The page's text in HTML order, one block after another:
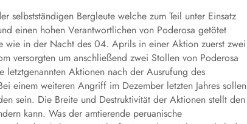
selbstständigen Bergleute welche zum Teil unter Einsatz
einen hohen Verantwortlichen von Poderosa getötet
in der Nacht des 04. Aprils in einer Aktion zuerst zwei
versorgten um anschließend zwei Stollen von Poderosa
letztgenannten Aktionen nach der Ausrufung des
einem weiteren Angriff im Dezember letzten Jahres sollen
sein. Die Breite und Destruktivität der Aktionen stellt den
kann. Was der amtierende peruanische